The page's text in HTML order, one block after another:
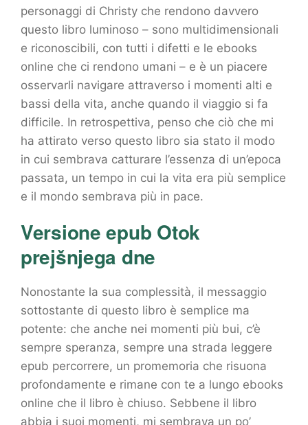
personaggi di Christy che rendono davvero
questo libro luminoso – sono multidimensionali
e riconoscibili, con tutti i difetti e le ebooks
online che ci rendono umani – e è un piacere
osservarli navigare attraverso i momenti alti e
bassi della vita, anche quando il viaggio si fa
difficile. In retrospettiva, penso che ciò che mi
ha attirato verso questo libro sia stato il modo
in cui sembrava catturare l’essenza di un’epoca
passata, un tempo in cui la vita era più semplice
e il mondo sembrava più in pace.
Versione epub Otok
prejšnjega dne
Nonostante la sua complessità, il messaggio
sottostante di questo libro è semplice ma
potente: che anche nei momenti più bui, c’è
sempre speranza, sempre una strada leggere
epub percorrere, un promemoria che risuona
profondamente e rimane con te a lungo ebooks
online che il libro è chiuso. Sebbene il libro
abbia i suoi momenti, mi sembrava un po’